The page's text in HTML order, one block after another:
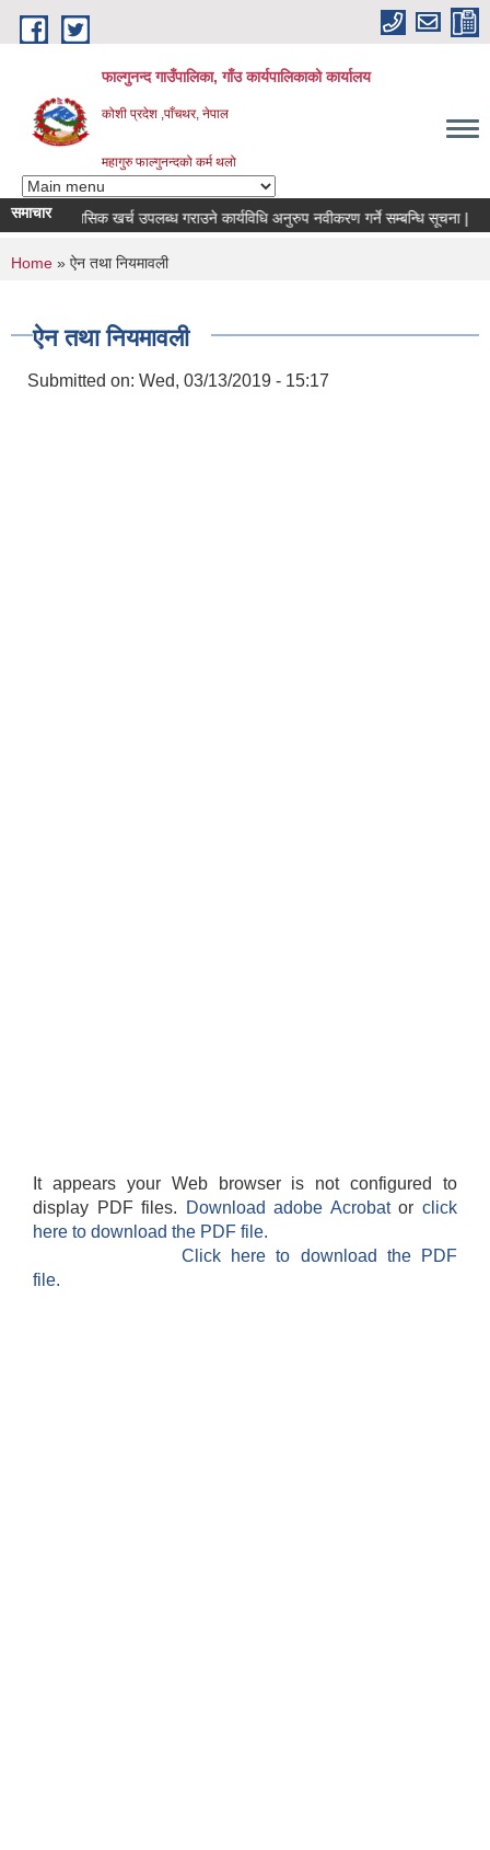
Skip to main content
फाल्गुनन्द गाउँपालिका, गाँउ कार्यपालिकाको कार्यालय
कोशी प्रदेश ,पाँचथर, नेपाल
महागुरु फाल्गुनन्दको कर्म थलो
समाचारमासिक खर्च उपलब्ध गराउने कार्यविधि अनुरुप नवीकरण गर्ने सम्बन्धि सूचना |
You are here
Home » ऐन तथा नियमावली
ऐन तथा नियमावली
Submitted on: Wed, 03/13/2019 - 15:17
It appears your Web browser is not configured to
display PDF files.
Download adobe Acrobatorclick
here to download the PDF file.
Click here to download the PDF
file.